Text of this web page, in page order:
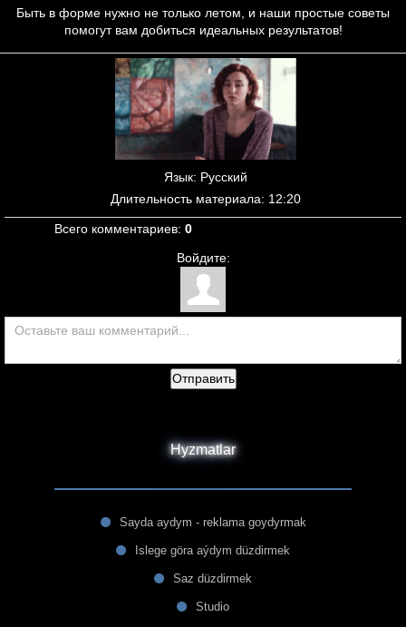
Быть в форме нужно не только летом, и наши простые советы
помогут вам добиться идеальных результатов!
Язык: Русский
Длительность материала: 12:20
Всего комментариев: 0
Войдите:
Отправить
Hyzmatlar
Sayda aydym - reklama goydyrmak
Islege göra aýdym düzdirmek
Saz düzdirmek
Studio